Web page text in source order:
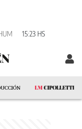
15:23 HS